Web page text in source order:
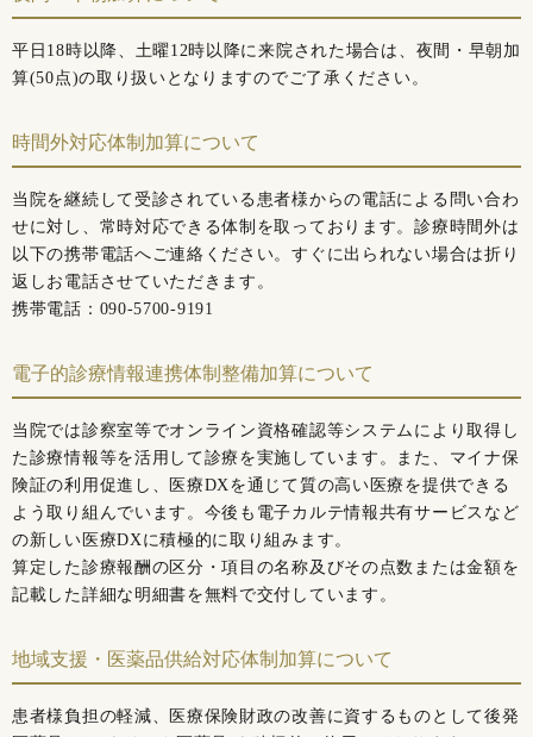
平日18時以降、土曜12時以降に来院された場合は、夜間・早朝加
算(50点)の取り扱いとなりますのでご了承ください。
時間外対応体制加算について
当院を継続して受診されている患者様からの電話による問い合わ
せに対し、常時対応できる体制を取っております。診療時間外は
以下の携帯電話へご連絡ください。すぐに出られない場合は折り
返しお電話させていただきます。
携帯電話： 090-5700-9191
電子的診療情報連携体制整備加算について
当院では診察室等でオンライン資格確認等システムにより取得し
た診療情報等を活用して診療を実施しています。また、マイナ保
険証の利用促進し、医療DXを通じて質の高い医療を提供できる
よう取り組んでいます。今後も電子カルテ情報共有サービスなど
の新しい医療DXに積極的に取り組みます。
算定した診療報酬の区分・項目の名称及びその点数または金額を
記載した詳細な明細書を無料で交付しています。
地域支援・医薬品供給対応体制加算について
患者様負担の軽減、医療保険財政の改善に資するものとして後発